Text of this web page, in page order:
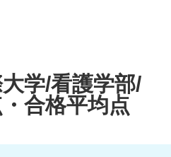
学/看護学部/
合格平均点